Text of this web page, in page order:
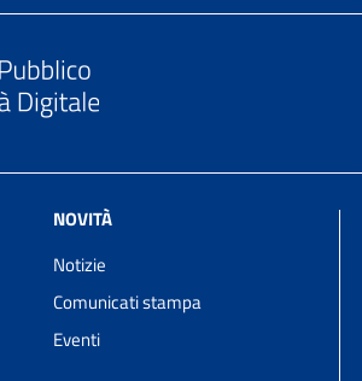
NOVITÀ
Notizie
Comunicati stampa
Eventi